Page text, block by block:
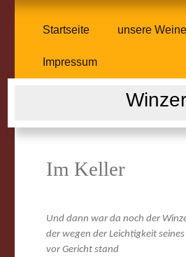
Startseite unsere Weine
Impressum
Im Keller
Und dann war da noch der
der wegen der Leichtigkeit seines
vor Gericht stand